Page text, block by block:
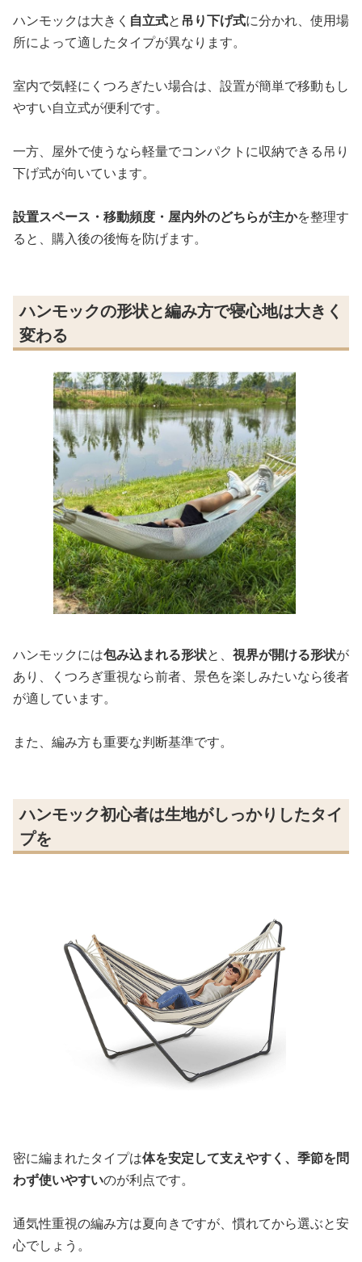
ハンモックは大きく 自立式と 吊り下げ式に分かれ、使用場
所によって適したタイプが異なります。
室内で気軽にくつろぎたい場合は、設置が簡単で移動もし
やすい自立式が便利です。
一方、屋外で使うなら軽量でコンパクトに収納できる吊り
下げ式が向いています。
設置スペース・移動頻度・屋内外のどちらが主かを整理す
ると、購入後の後悔を防げます。
ハンモックの形状と編み方で寝心地は大きく
変わる
ハンモックには包み込まれる形状と、 視界が開ける形状が
あり、くつろぎ重視なら前者、景色を楽しみたいなら後者
が適しています。
また、編み方も重要な判断基準です。
ハンモック初心者は生地がしっかりしたタイ
プを
密に編まれたタイプは体を安定して支えやすく、季節を問
わず使いやすいのが利点です。
通気性重視の編み方は夏向きですが、慣れてから選ぶと安
心でしょう。